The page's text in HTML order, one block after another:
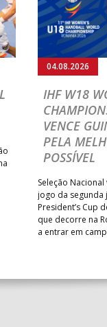
04.08.2026
IHF W18
VENCE
PELA
POSSÍVEL
Seleção
jogo da
President’s Cup
que decorre na
a entrar em